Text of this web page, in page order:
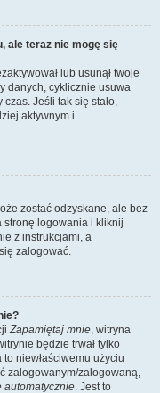
ale teraz nie mogę się
lub usunął twoje
danych, cyklicznie usuwa
Jeśli tak się stało,
aktywnym i
zostać odzyskane, ale bez
stronę logowania i kliknij
z instrukcjami, a
zalogować.
Zapamiętaj mnie, witryna
będzie trwał tylko
niewłaściwemu użyciu
zalogowanym/zalogowaną,
automatycznie. Jest to